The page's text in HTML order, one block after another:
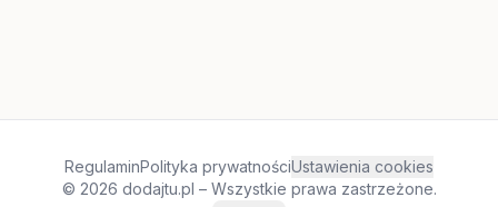
RegulaminPolityka prywatnościUstawienia cookies
© 2026 dodajtu.pl – Wszystkie prawa zastrzeżone.